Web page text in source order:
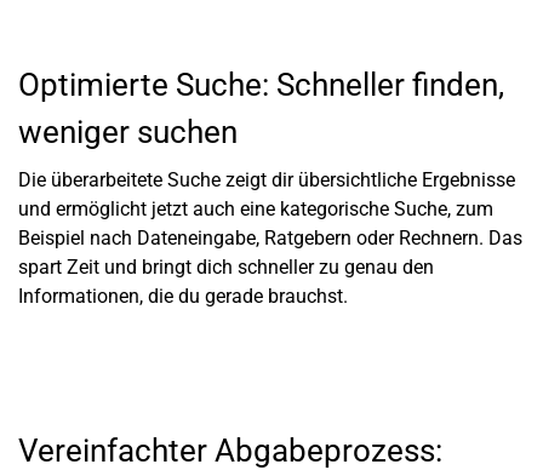
Optimierte Suche: Schneller finden,
weniger suchen
Die überarbeitete Suche zeigt dir übersichtliche Ergebnisse
und ermöglicht jetzt auch eine kategorische Suche, zum
Beispiel nach Dateneingabe, Ratgebern oder Rechnern. Das
spart Zeit und bringt dich schneller zu genau den
Informationen, die du gerade brauchst.
Vereinfachter Abgabeprozess: